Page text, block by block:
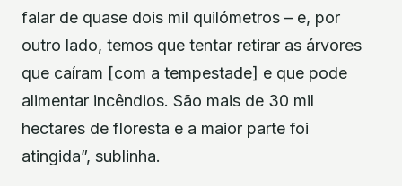
falar de quase dois mil quilómetros – e, por
outro lado, temos que tentar retirar as árvores
que caíram [com a tempestade] e que pode
alimentar incêndios. São mais de 30 mil
hectares de floresta e a maior parte foi
atingida”, sublinha.